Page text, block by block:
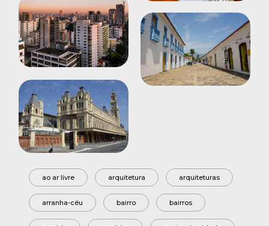
ao ar livre arquitetura arquiteturas
arranha-céu bairro bairros